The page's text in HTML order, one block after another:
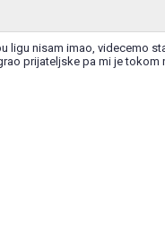
ligu nisam imao, videcemo
prijateljske pa mi je tokom